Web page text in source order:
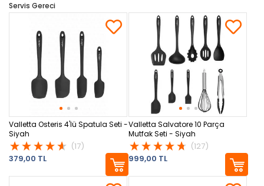
Servis Gereci
Valletta Osteris 4'lü Spatula Seti -
Siyah
(17)
379,00 TL
Valletta Salvatore 10 Parça
Mutfak Seti - Siyah
(127)
999,00 TL